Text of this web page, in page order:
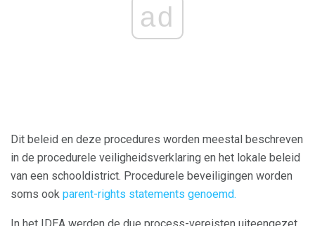
ad
Dit beleid en deze procedures worden meestal beschreven
in de procedurele veiligheidsverklaring en het lokale beleid
van een schooldistrict. Procedurele beveiligingen worden
soms ook parent-rights statements genoemd.